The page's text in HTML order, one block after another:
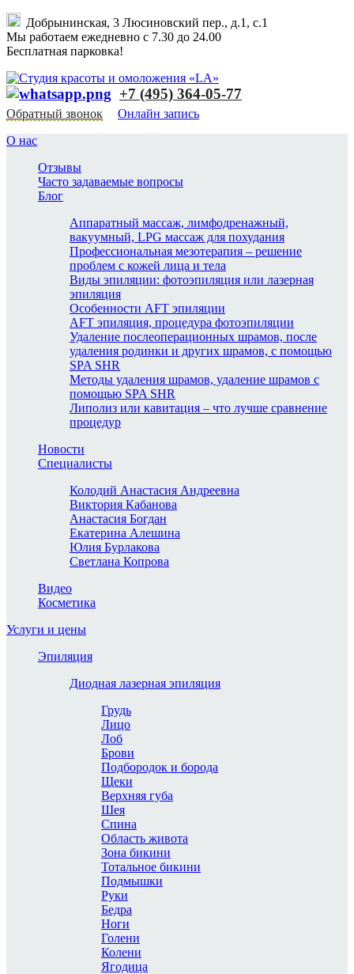
Добрынинская, 3 Люсиновский пер., д.1, с.1
Мы работаем ежедневно с 7.30 до 24.00
Бесплатная парковка!
+7 (495) 364-05-77
Обратный звонок
Онлайн запись
О нас
Отзывы
Часто задаваемые вопросы
Блог
Аппаратный массаж, лимфодренажный,
вакуумный, LPG массаж для похудания
Профессиональная мезотерапия – решение
проблем с кожей лица и тела
Виды эпиляции: фотоэпиляция или лазерная
эпиляция
Особенности AFT эпиляции
AFT эпиляция, процедура фотоэпиляции
Удаление послеоперационных шрамов, после
удаления родинки и других шрамов, с помощью
SPA SHR
Методы удаления шрамов, удаление шрамов с
помощью SPA SHR
Липолиз или кавитация – что лучше сравнение
процедур
Новости
Специалисты
Колодий Анастасия Андреевна
Виктория Кабанова
Анастасия Богдан
Екатерина Алешина
Юлия Бурлакова
Светлана Копрова
Видео
Косметика
Услуги и цены
Эпиляция
Диодная лазерная эпиляция
Грудь
Лицо
Лоб
Брови
Подбородок и борода
Щеки
Верхняя губа
Шея
Спина
Область живота
Зона бикини
Тотальное бикини
Подмышки
Руки
Бедра
Ноги
Голени
Колени
Ягодица